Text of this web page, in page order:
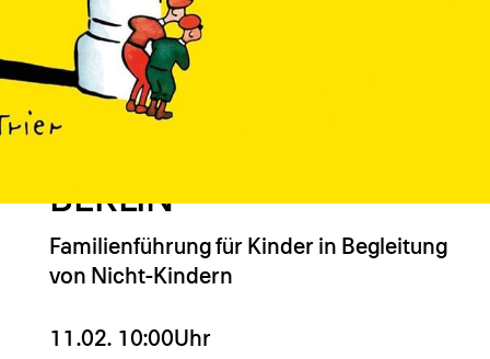
EMIL UND DIE DE­TEK­TI­
VE – EINE SPAN­NEN­DE
BER­LIN
Familienführung für Kinder in Begleitung
von Nicht-Kindern
11.02. 10:00Uhr